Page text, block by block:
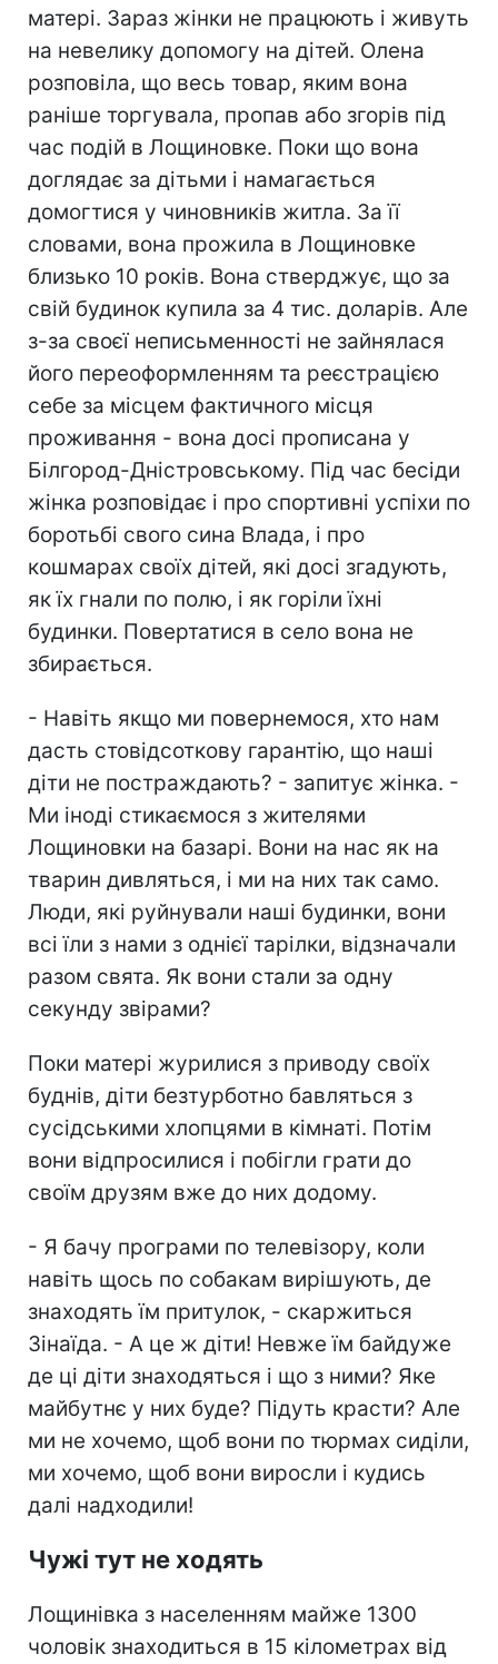
матері. Зараз жінки не працюють і живуть
на невелику допомогу на дітей. Олена
розповіла, що весь товар, яким вона
раніше торгувала, пропав або згорів під
час подій в Лощиновке. Поки що вона
доглядає за дітьми і намагається
домогтися у чиновників житла. За її
словами, вона прожила в Лощиновке
близько 10 років. Вона стверджує, що за
свій будинок купила за 4 тис. доларів. Але
з-за своєї неписьменності не зайнялася
його переоформленням та реєстрацією
себе за місцем фактичного місця
проживання - вона досі прописана у
Білгород-Дністровському. Під час бесіди
жінка розповідає і про спортивні успіхи по
боротьбі свого сина Влада, і про
кошмарах своїх дітей, які досі згадують,
як їх гнали по полю, і як горіли їхні
будинки. Повертатися в село вона не
збирається.
- Навіть якщо ми повернемося, хто нам
дасть стовідсоткову гарантію, що наші
діти не постраждають? - запитує жінка. -
Ми іноді стикаємося з жителями
Лощиновки на базарі. Вони на нас як на
тварин дивляться, і ми на них так само.
Люди, які руйнували наші будинки, вони
всі їли з нами з однієї тарілки, відзначали
разом свята. Як вони стали за одну
секунду звірами?
Поки матері журилися з приводу своїх
буднів, діти безтурботно бавляться з
сусідськими хлопцями в кімнаті. Потім
вони відпросилися і побігли грати до
своїм друзям вже до них додому.
- Я бачу програми по телевізору, коли
навіть щось по собакам вирішують, де
знаходять їм притулок, - скаржиться
Зінаїда. - А це ж діти! Невже їм байдуже
де ці діти знаходяться і що з ними? Яке
майбутнє у них буде? Підуть красти? Але
ми не хочемо, щоб вони по тюрмах сиділи,
ми хочемо, щоб вони виросли і кудись
далі надходили!
Чужі тут не ходять
Лощинівка з населенням майже 1300
чоловік знаходиться в 15 кілометрах від